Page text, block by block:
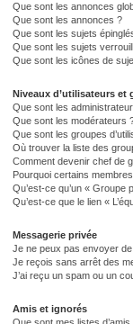
Que sont les annonces
Que sont les annonces ?
Que sont les sujets
Que sont les sujets
Que sont les icônes de
Niveaux d’utilisateurs et
Que sont les
Que sont les modérateurs
Que sont les groupes
Où trouver la liste des
Comment devenir chef de
Pourquoi certains
Qu’est-ce qu’un « Groupe
Qu’est-ce que le lien «
Messagerie privée
Je ne peux pas envoyer
Je reçois sans arrêt des
J’ai reçu un spam ou un
Amis et ignorés